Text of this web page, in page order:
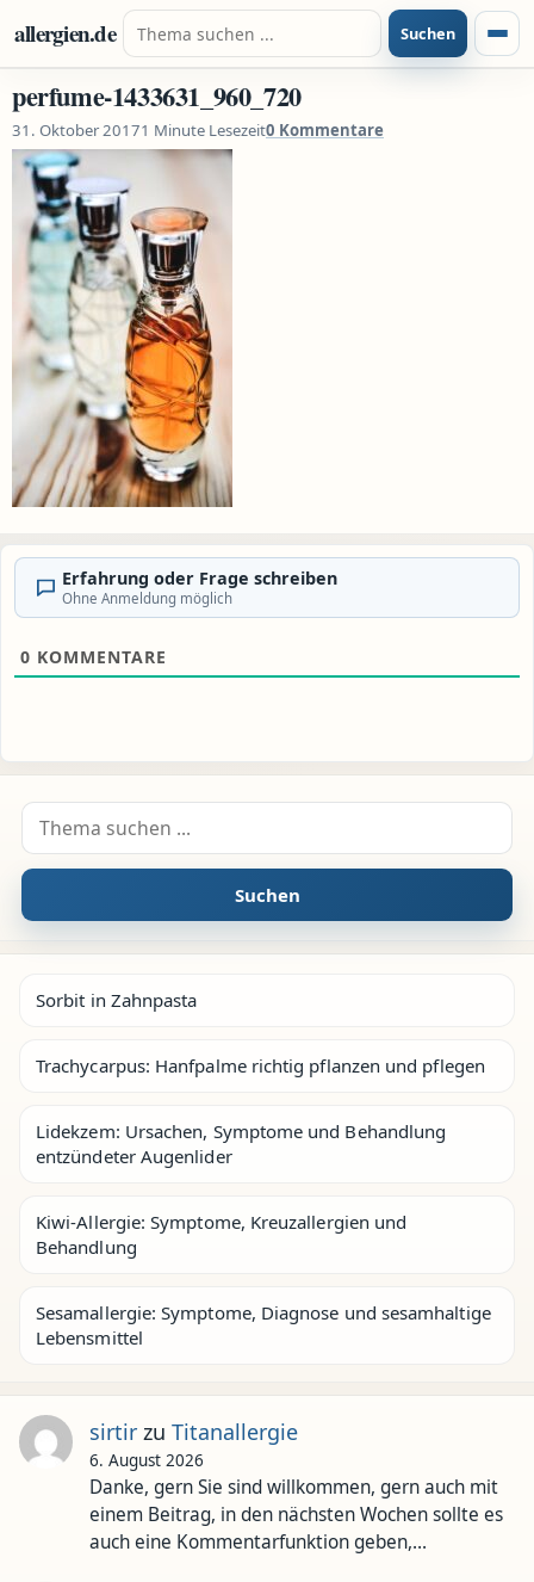
Zum Inhalt springen
allergien.de Suche nach: Suchen
perfume-1433631_960_720
31. Oktober 20171 Minute Lesezeit0 Kommentare
Erfahrung oder Frage schreiben
Ohne Anmeldung möglich
0 KOMMENTARE
Suche nach:
Suchen
Sorbit in Zahnpasta
Trachycarpus: Hanfpalme richtig pflanzen und pflegen
Lidekzem: Ursachen, Symptome und Behandlung
entzündeter Augenlider
Kiwi-Allergie: Symptome, Kreuzallergien und
Behandlung
Sesamallergie: Symptome, Diagnose und sesamhaltige
Lebensmittel
sirtirzu Titanallergie
6. August 2026
Danke, gern Sie sind willkommen, gern auch mit
einem Beitrag, in den nächsten Wochen sollte es
auch eine Kommentarfunktion geben,…